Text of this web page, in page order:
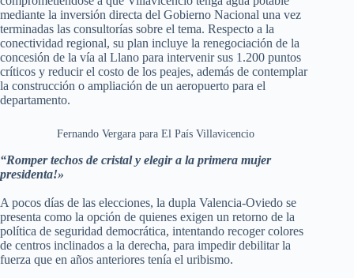
mediante la inversión directa del Gobierno Nacional una vez
terminadas las consultorías sobre el tema. Respecto a la
conectividad regional, su plan incluye la renegociación de la
concesión de la vía al Llano para intervenir sus 1.200 puntos
críticos y reducir el costo de los peajes, además de contemplar
la construcción o ampliación de un aeropuerto para el
departamento.
Fernando Vergara para El País Villavicencio
“Romper techos de cristal y elegir a la primera mujer
presidenta!»
A pocos días de las elecciones, la dupla Valencia-Oviedo se
presenta como la opción de quienes exigen un retorno de la
política de seguridad democrática, intentando recoger colores
de centros inclinados a la derecha, para impedir debilitar la
fuerza que en años anteriores tenía el uribismo.